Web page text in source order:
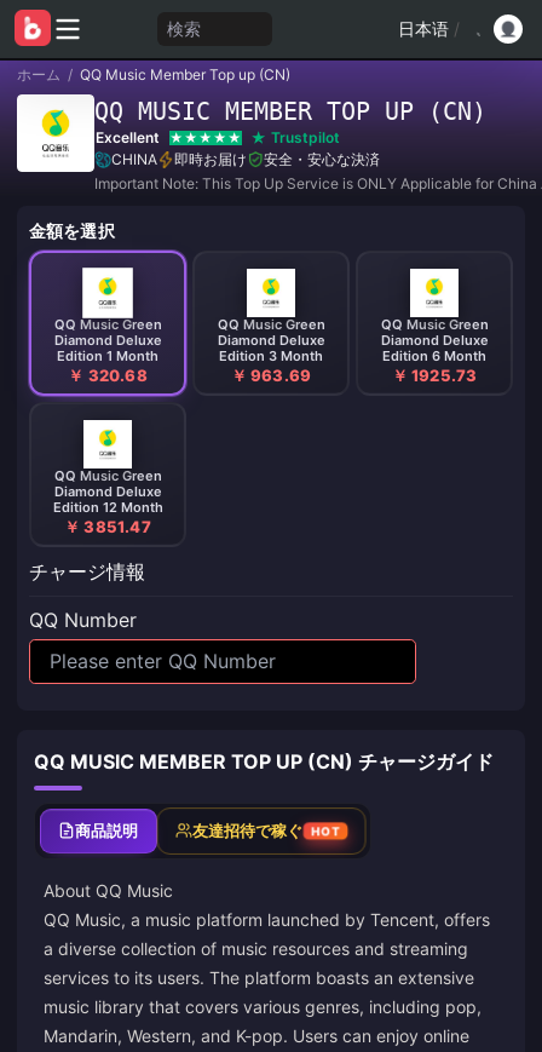
検索 日本语 /
ホーム / QQ Music Member Top up (CN)
QQ MUSIC MEMBER TOP UP (CN)
Excellent
Trustpilot
CHINA
即時お届け
安全・安心な決済
Important Note: This Top Up Service is ONLY Applicable for
金額を選択
QQ Music Green
Diamond Deluxe
Edition 1 Month
￥ 320.68
QQ Music Green
Diamond Deluxe
Edition 3 Month
￥ 963.69
QQ Music Green
Diamond Deluxe
Edition 6 Month
￥ 1925.73
QQ Music Green
Diamond Deluxe
Edition 12 Month
￥ 3851.47
チャージ情報
QQ Number
QQ MUSIC MEMBER TOP UP (CN) チャージガイド
商品説明 友達招待で稼ぐ HOT
About QQ Music
QQ Music, a music platform launched by Tencent, offers
a diverse collection of music resources and streaming
services to its users. The platform boasts an extensive
music library that covers various genres, including pop,
Mandarin, Western, and K-pop. Users can enjoy online